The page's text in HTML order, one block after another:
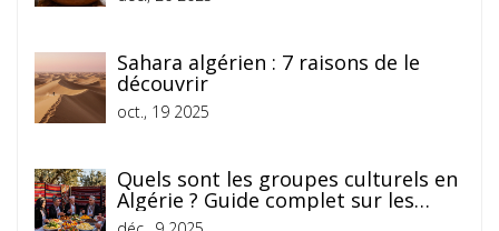
Sahara algérien : 7 raisons de le
découvrir
oct., 19 2025
Quels sont les groupes culturels en
Algérie ? Guide complet sur les
communautés qui façonnent